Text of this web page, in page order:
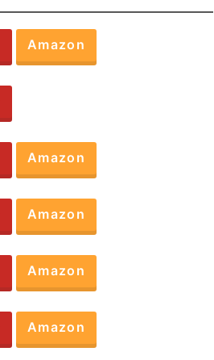
Amazon
Amazon
Amazon
Amazon
Amazon